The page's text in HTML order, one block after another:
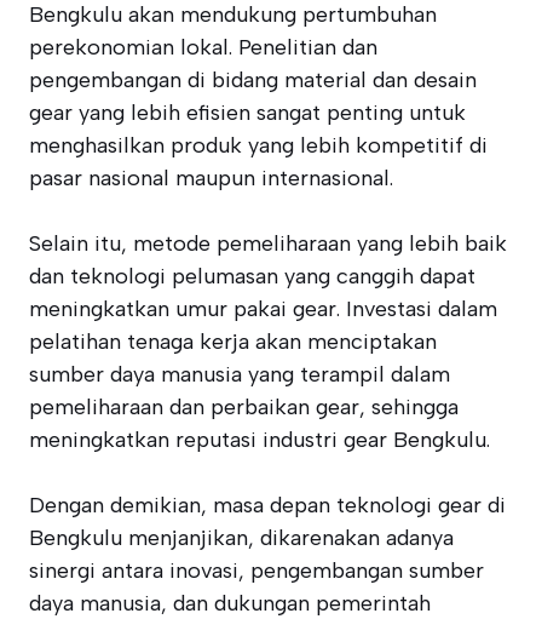
Bengkulu akan mendukung pertumbuhan
perekonomian lokal. Penelitian dan
pengembangan di bidang material dan desain
gear yang lebih efisien sangat penting untuk
menghasilkan produk yang lebih kompetitif di
pasar nasional maupun internasional.
Selain itu, metode pemeliharaan yang lebih baik
dan teknologi pelumasan yang canggih dapat
meningkatkan umur pakai gear. Investasi dalam
pelatihan tenaga kerja akan menciptakan
sumber daya manusia yang terampil dalam
pemeliharaan dan perbaikan gear, sehingga
meningkatkan reputasi industri gear Bengkulu.
Dengan demikian, masa depan teknologi gear di
Bengkulu menjanjikan, dikarenakan adanya
sinergi antara inovasi, pengembangan sumber
daya manusia, dan dukungan pemerintah